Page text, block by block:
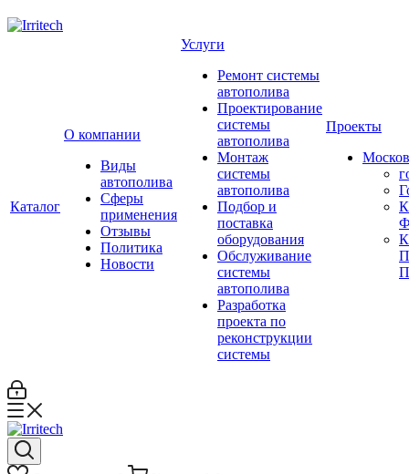
Каталог
О компании
Виды
автополива
Сферы
применения
Отзывы
Политика
Новости
Услуги
Ремонт системы
автополива
Проектирование
системы
автополива
Монтаж
системы
автополива
Подбор и
поставка
оборудования
Обслуживание
системы
автополива
Разработка
проекта по
реконструкции
системы
Проекты